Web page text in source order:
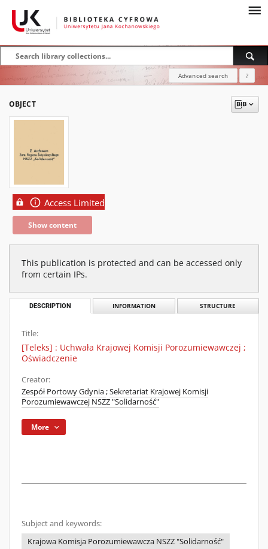
Advanced search ?
OBJECT
Access Limited
Show content
This publication is protected and can be accessed only
from certain IPs.
DESCRIPTION INFORMATION STRUCTURE
Title:
[Teleks] : Uchwała Krajowej Komisji Porozumiewawczej ;
Oświadczenie
Creator:
Zespół Portowy Gdynia;Sekretariat Krajowej Komisji
Porozumiewawczej NSZZ "Solidarność"
More
Subject and keywords:
Krajowa Komisja Porozumiewawcza NSZZ "Solidarność"